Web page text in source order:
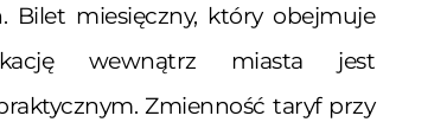
Bilet miesięczny, który obejmuje
wewnątrz miasta jest
Zmienność taryf przy